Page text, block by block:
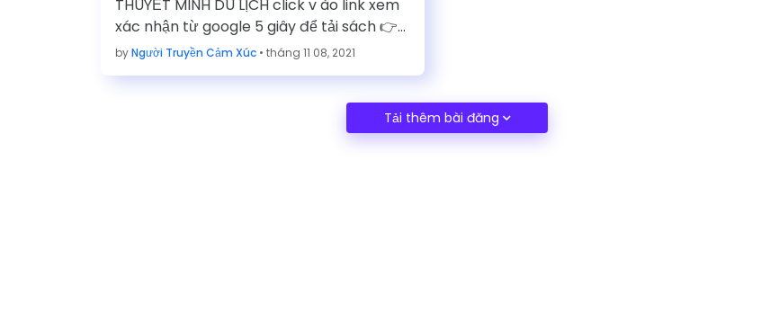
THUYẾT MINH DU LỊCH click v ào link xem
xác nhận từ google 5 giây để tải sách 👉
link TẢI …
byNgười Truyền Cảm Xúc • tháng 11 08, 2021
Tải thêm bài đăng